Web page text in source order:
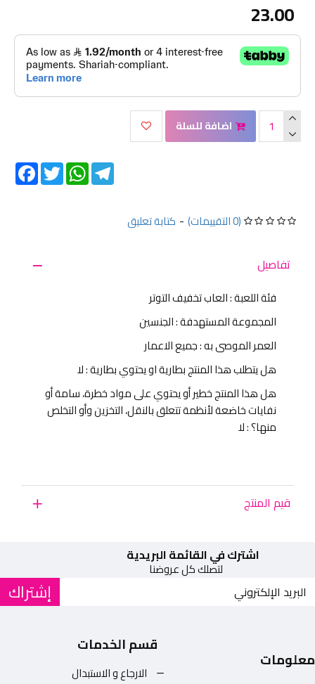
(0 التقييمات) - كتابة تعليق
23.00
اضافة للسلة
Twitter
WhatsAppTelegram
تفاصيل
فئة اللعبة : العاب تخفيف التوتر
المجموعة المستهدفة : الجنسين
العمر الموصى به : جميع الاعمار
هل يتطلب هذا المنتج بطارية او يحتوي بطارية : لا
هل هذا المنتج خطير أو يحتوي على مواد خطرة، سامة أو
نفايات خاضعة لأنظمة تتعلق بالنقل، التخزين وأو التخلص
منها؟ : لا
قيم المنتج
اشترك في القائمة البريدية
لتصلك كل عروضنا
إشتراك
معلومات
قسم الخدمات
الارجاع و الاستبدال